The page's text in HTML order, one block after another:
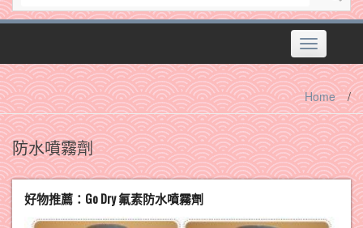
Toggle
navigation
Home /
防水噴霧劑
好物推薦：Go Dry 氟素防水噴霧劑